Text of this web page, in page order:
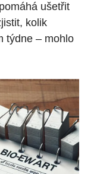
ušetřit
kolik
týdne – mohlo